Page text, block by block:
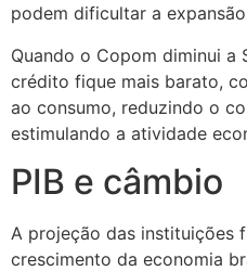
podem dificultar a
Quando o Copom diminui a
crédito fique mais barato,
ao consumo, reduzindo o
estimulando a atividade
PIB e câmbio
A projeção das instituições
crescimento da economia